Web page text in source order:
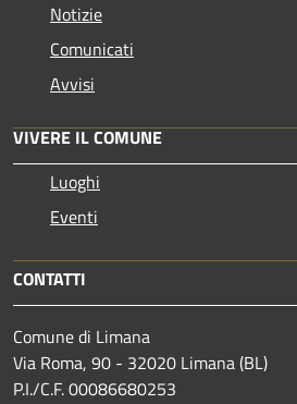
Notizie
Comunicati
Avvisi
VIVERE IL COMUNE
Luoghi
Eventi
CONTATTI
Comune di Limana
Via Roma, 90 - 32020 Limana (BL)
P.I./C.F. 00086680253